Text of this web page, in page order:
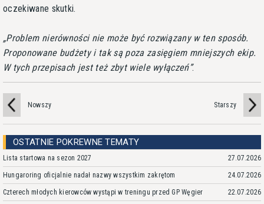
oczekiwane skutki.
Problem nierówności nie może być rozwiązany w ten sposób.
Proponowane budżety i tak są poza zasięgiem mniejszych ekip.
W tych przepisach jest też zbyt wiele wyłączeń .
Nowszy Starszy
OSTATNIE POKREWNE TEMATY
Lista startowa na sezon 2027 27.07.2026
Hungaroring oficjalnie nadał nazwy wszystkim zakrętom 24.07.2026
Czterech młodych kierowców wystąpi w treningu przed GP Węgier 22.07.2026